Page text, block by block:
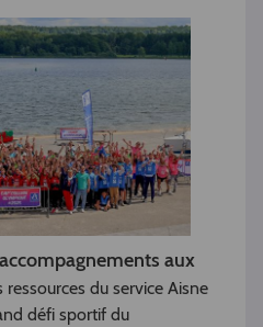
aux
ressources du service Aisne
défi sportif du